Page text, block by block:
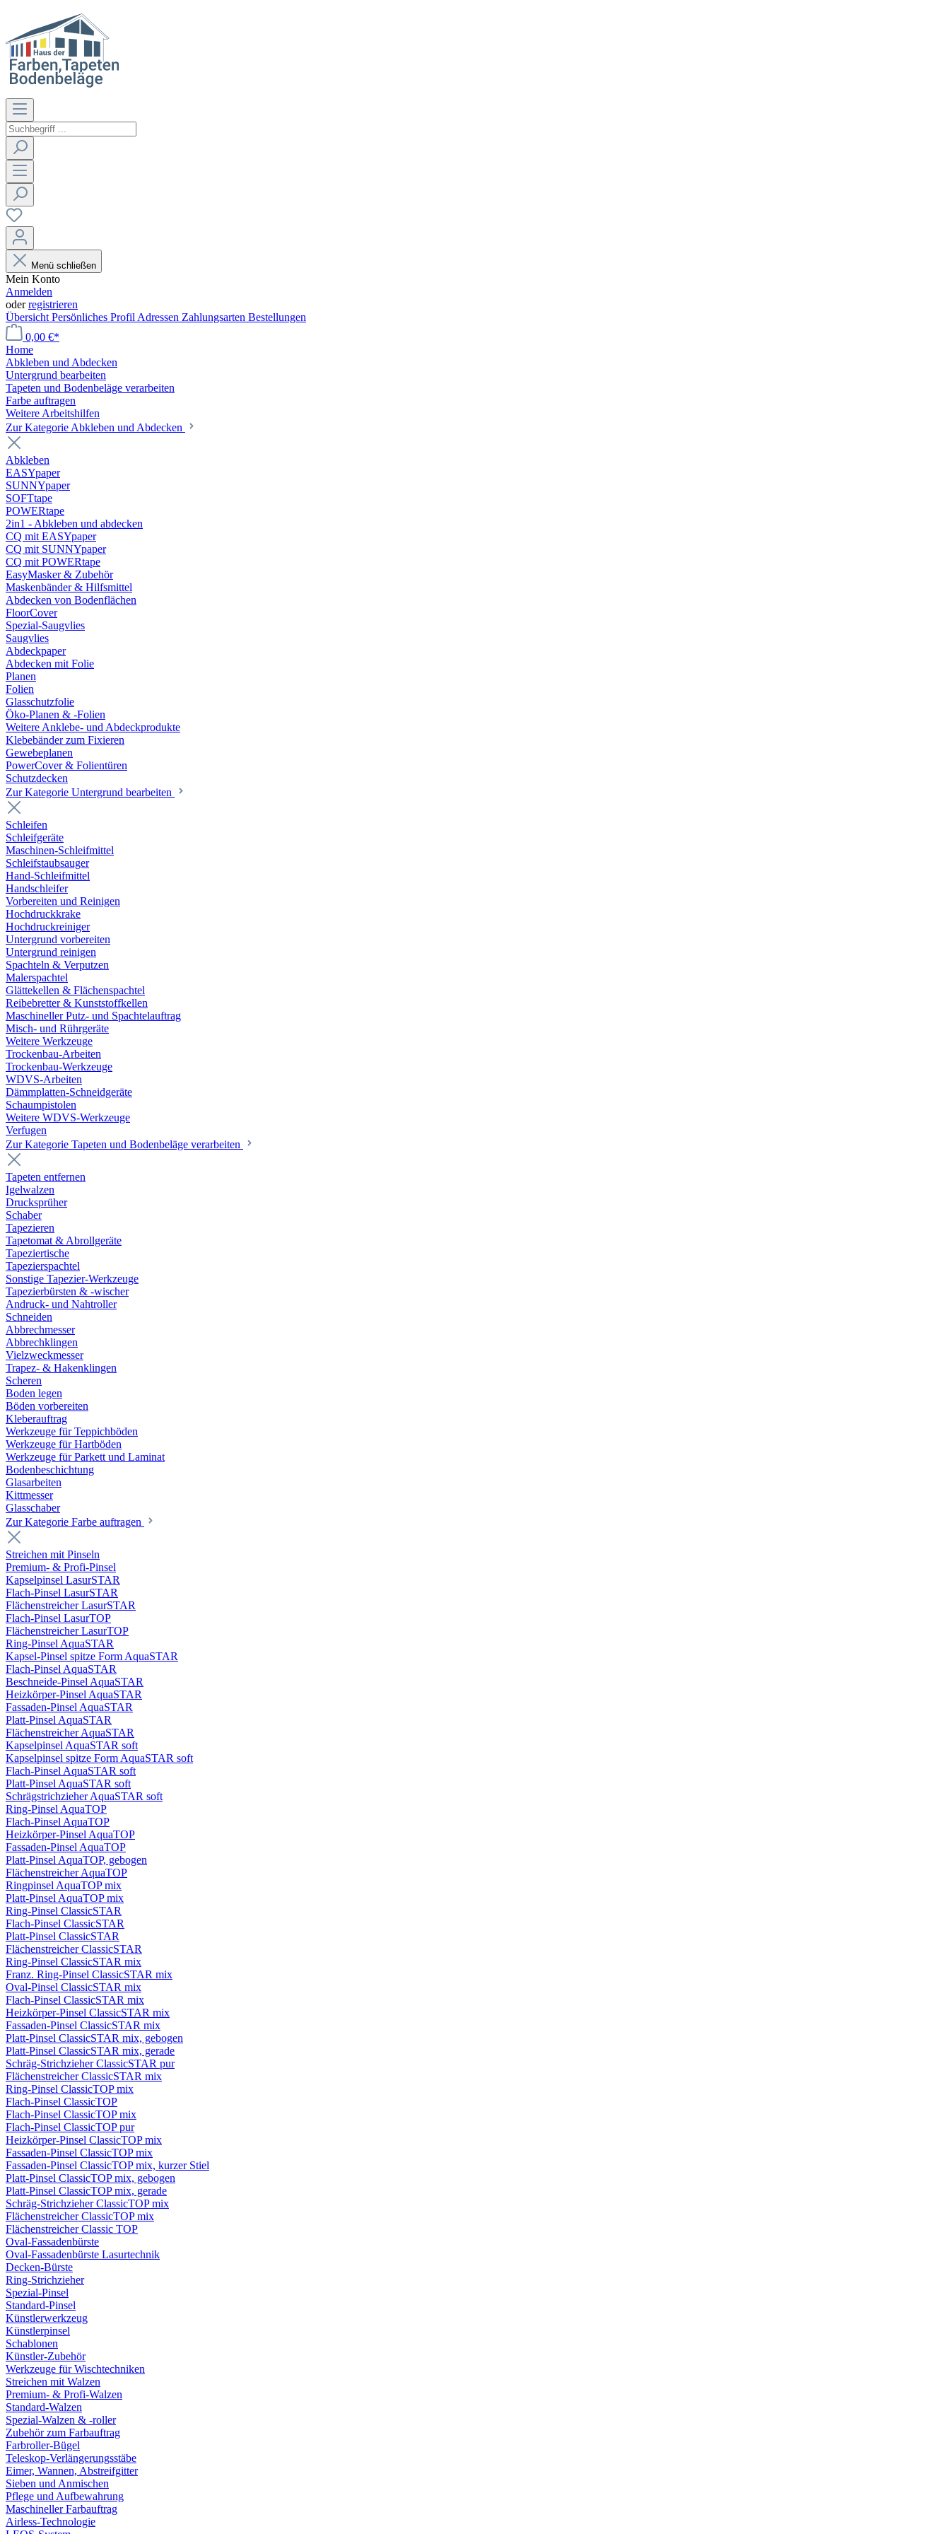
Menü schließen
Mein Konto
Anmelden
oderregistrieren
Übersicht Persönliches Profil Adressen Zahlungsarten Bestellungen
0,00 €*
Home
Abkleben und Abdecken
Untergrund bearbeiten
Tapeten und Bodenbeläge verarbeiten
Farbe auftragen
Weitere Arbeitshilfen
Zur Kategorie Abkleben und Abdecken
Abkleben
EASYpaper
SUNNYpaper
SOFTtape
POWERtape
2in1 - Abkleben und abdecken
CQ mit EASYpaper
CQ mit SUNNYpaper
CQ mit POWERtape
EasyMasker & Zubehör
Maskenbänder & Hilfsmittel
Abdecken von Bodenflächen
FloorCover
Spezial-Saugvlies
Saugvlies
Abdeckpaper
Abdecken mit Folie
Planen
Folien
Glasschutzfolie
Öko-Planen & -Folien
Weitere Anklebe- und Abdeckprodukte
Klebebänder zum Fixieren
Gewebeplanen
PowerCover & Folientüren
Schutzdecken
Zur Kategorie Untergrund bearbeiten
Schleifen
Schleifgeräte
Maschinen-Schleifmittel
Schleifstaubsauger
Hand-Schleifmittel
Handschleifer
Vorbereiten und Reinigen
Hochdruckkrake
Hochdruckreiniger
Untergrund vorbereiten
Untergrund reinigen
Spachteln & Verputzen
Malerspachtel
Glättekellen & Flächenspachtel
Reibebretter & Kunststoffkellen
Maschineller Putz- und Spachtelauftrag
Misch- und Rührgeräte
Weitere Werkzeuge
Trockenbau-Arbeiten
Trockenbau-Werkzeuge
WDVS-Arbeiten
Dämmplatten-Schneidgeräte
Schaumpistolen
Weitere WDVS-Werkzeuge
Verfugen
Zur Kategorie Tapeten und Bodenbeläge verarbeiten
Tapeten entfernen
Igelwalzen
Drucksprüher
Schaber
Tapezieren
Tapetomat & Abrollgeräte
Tapeziertische
Tapezierspachtel
Sonstige Tapezier-Werkzeuge
Tapezierbürsten & -wischer
Andruck- und Nahtroller
Schneiden
Abbrechmesser
Abbrechklingen
Vielzweckmesser
Trapez- & Hakenklingen
Scheren
Boden legen
Böden vorbereiten
Kleberauftrag
Werkzeuge für Teppichböden
Werkzeuge für Hartböden
Werkzeuge für Parkett und Laminat
Bodenbeschichtung
Glasarbeiten
Kittmesser
Glasschaber
Zur Kategorie Farbe auftragen
Streichen mit Pinseln
Premium- & Profi-Pinsel
Kapselpinsel LasurSTAR
Flach-Pinsel LasurSTAR
Flächenstreicher LasurSTAR
Flach-Pinsel LasurTOP
Flächenstreicher LasurTOP
Ring-Pinsel AquaSTAR
Kapsel-Pinsel spitze Form AquaSTAR
Flach-Pinsel AquaSTAR
Beschneide-Pinsel AquaSTAR
Heizkörper-Pinsel AquaSTAR
Fassaden-Pinsel AquaSTAR
Platt-Pinsel AquaSTAR
Flächenstreicher AquaSTAR
Kapselpinsel AquaSTAR soft
Kapselpinsel spitze Form AquaSTAR soft
Flach-Pinsel AquaSTAR soft
Platt-Pinsel AquaSTAR soft
Schrägstrichzieher AquaSTAR soft
Ring-Pinsel AquaTOP
Flach-Pinsel AquaTOP
Heizkörper-Pinsel AquaTOP
Fassaden-Pinsel AquaTOP
Platt-Pinsel AquaTOP, gebogen
Flächenstreicher AquaTOP
Ringpinsel AquaTOP mix
Platt-Pinsel AquaTOP mix
Ring-Pinsel ClassicSTAR
Flach-Pinsel ClassicSTAR
Platt-Pinsel ClassicSTAR
Flächenstreicher ClassicSTAR
Ring-Pinsel ClassicSTAR mix
Franz. Ring-Pinsel ClassicSTAR mix
Oval-Pinsel ClassicSTAR mix
Flach-Pinsel ClassicSTAR mix
Heizkörper-Pinsel ClassicSTAR mix
Fassaden-Pinsel ClassicSTAR mix
Platt-Pinsel ClassicSTAR mix, gebogen
Platt-Pinsel ClassicSTAR mix, gerade
Schräg-Strichzieher ClassicSTAR pur
Flächenstreicher ClassicSTAR mix
Ring-Pinsel ClassicTOP mix
Flach-Pinsel ClassicTOP
Flach-Pinsel ClassicTOP mix
Flach-Pinsel ClassicTOP pur
Heizkörper-Pinsel ClassicTOP mix
Fassaden-Pinsel ClassicTOP mix
Fassaden-Pinsel ClassicTOP mix, kurzer Stiel
Platt-Pinsel ClassicTOP mix, gebogen
Platt-Pinsel ClassicTOP mix, gerade
Schräg-Strichzieher ClassicTOP mix
Flächenstreicher ClassicTOP mix
Flächenstreicher Classic TOP
Oval-Fassadenbürste
Oval-Fassadenbürste Lasurtechnik
Decken-Bürste
Ring-Strichzieher
Spezial-Pinsel
Standard-Pinsel
Künstlerwerkzeug
Künstlerpinsel
Schablonen
Künstler-Zubehör
Werkzeuge für Wischtechniken
Streichen mit Walzen
Premium- & Profi-Walzen
Standard-Walzen
Spezial-Walzen & -roller
Zubehör zum Farbauftrag
Farbroller-Bügel
Teleskop-Verlängerungsstäbe
Eimer, Wannen, Abstreifgitter
Sieben und Anmischen
Pflege und Aufbewahrung
Maschineller Farbauftrag
Airless-Technologie